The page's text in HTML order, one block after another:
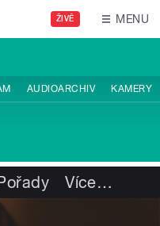
ŽIVĚ MENU
AUDIOARCHIV KAMERY
Více…